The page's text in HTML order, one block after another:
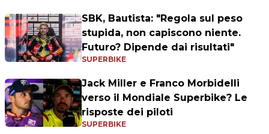
SBK, Bautista: "Regola sul peso
stupida, non capiscono niente.
Futuro? Dipende dai risultati"
SUPERBIKE
Jack Miller e Franco Morbidelli
verso il Mondiale Superbike? Le
risposte dei piloti
SUPERBIKE